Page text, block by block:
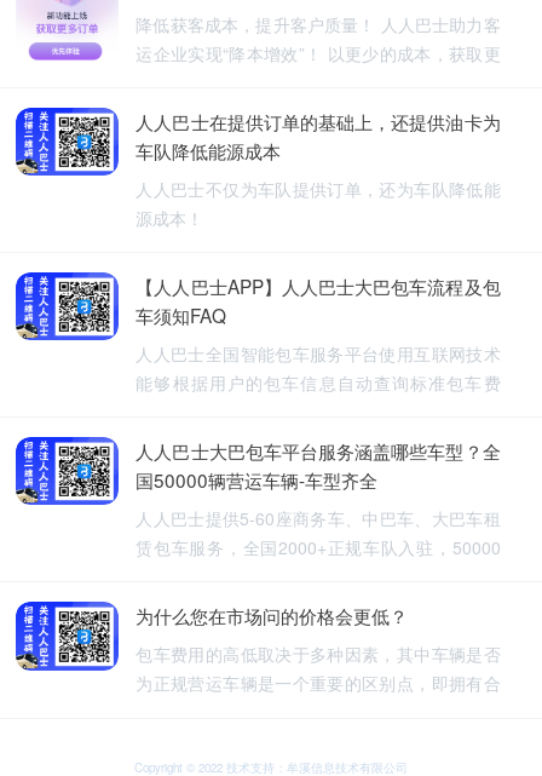
人人巴士春节放假通知-杭州包车网
降低获客成本，提升客户质量！ 人人巴士助力客
运企业实现“降本增效”！ 以更少的成本，获取更
人人巴士在提供订单的基础上，还提供油卡为
车队降低能源成本
人人巴士不仅为车队提供订单，还为车队降低能
源成本！
【人人巴士APP】人人巴士大巴包车流程及包
车须知FAQ
人人巴士全国智能包车服务平台使用互联网技术
能够根据用户的包车信息自动查询标准包车费
车、长期包车、接送飞机、厂班车、校车、婚庆
租车等包车带司机服务。
人人巴士大巴包车平台服务涵盖哪些车型？全
国50000辆营运车辆-车型齐全
人人巴士提供5-60座商务车、中巴车、大巴车租
赁包车服务，全国2000+正规车队入驻，50000
行更安全
为什么您在市场问的价格会更低？
包车费用的高低取决于多种因素，其中车辆是否
为正规营运车辆是一个重要的区别点，即拥有合
可能会提供较低的包车费用，因为它们不需要承
Copyright © 2022 技术支持：牟溪信息技术有限公司